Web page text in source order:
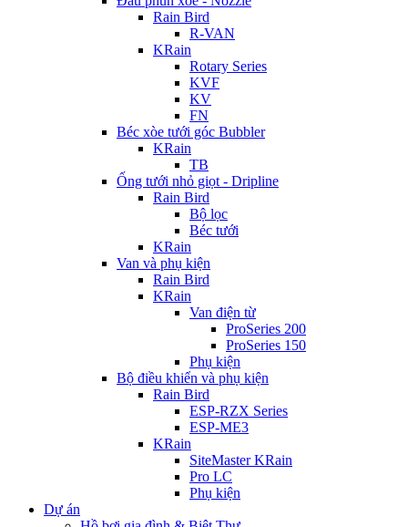
Rain Bird
R-VAN
KRain
Rotary Series
KVF
KV
FN
Béc xòe tưới góc Bubbler
KRain
TB
Ống tưới nhỏ giọt - Dripline
Rain Bird
Bộ lọc
Béc tưới
KRain
Van và phụ kiện
Rain Bird
KRain
Van điện từ
ProSeries 200
ProSeries 150
Phụ kiện
Bộ điều khiển và phụ kiện
Rain Bird
ESP-RZX Series
ESP-ME3
KRain
SiteMaster KRain
Pro LC
Phụ kiện
Dự án